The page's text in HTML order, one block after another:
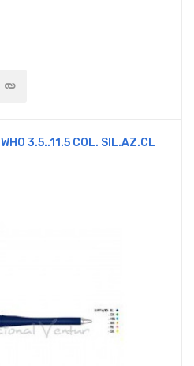
3.5..11.5 COL. SIL.AZ.CL